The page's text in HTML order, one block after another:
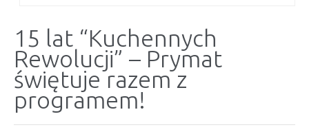
15 lat “Kuchennych
Rewolucji” – Prymat
świętuje razem z
programem!